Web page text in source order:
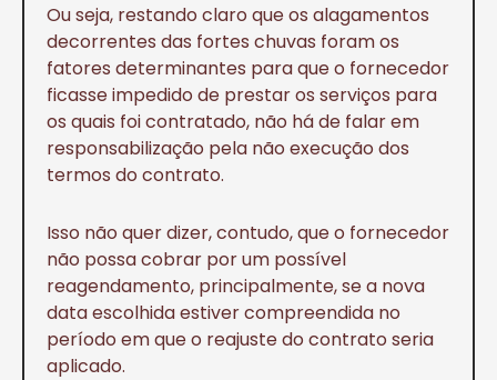
Ou seja, restando claro que os alagamentos
decorrentes das fortes chuvas foram os
fatores determinantes para que o fornecedor
ficasse impedido de prestar os serviços para
os quais foi contratado, não há de falar em
responsabilização pela não execução dos
termos do contrato.
Isso não quer dizer, contudo, que o fornecedor
não possa cobrar por um possível
reagendamento, principalmente, se a nova
data escolhida estiver compreendida no
período em que o reajuste do contrato seria
aplicado.